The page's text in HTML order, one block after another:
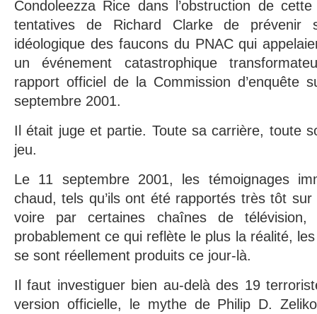
Condoleezza Rice dans l’obstruction de
tentatives de Richard Clarke de prévenir
idéologique des faucons du PNAC qui
un événement catastrophique
rapport officiel de la Commission d’enquête
septembre 2001.
Il était juge et partie. Toute sa carrière, toute
jeu.
Le 11 septembre 2001, les témoignages
chaud, tels qu’ils ont été rapportés très tôt
voire par certaines chaînes de télévision,
probablement ce qui reflète le plus la réalité,
se sont réellement produits ce jour-là.
Il faut investiguer bien au-delà des 19
version officielle, le mythe de Philip D.